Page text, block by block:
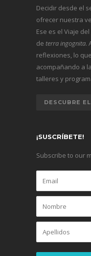
Decidir desde el
ofrecer nuestra
Ese es el Viaje
de terra ingognita.
reflexiones, lo
acompañando a
talleres y
DESCUBRE
¡SUSCRÍBETE!
Subscribe to our